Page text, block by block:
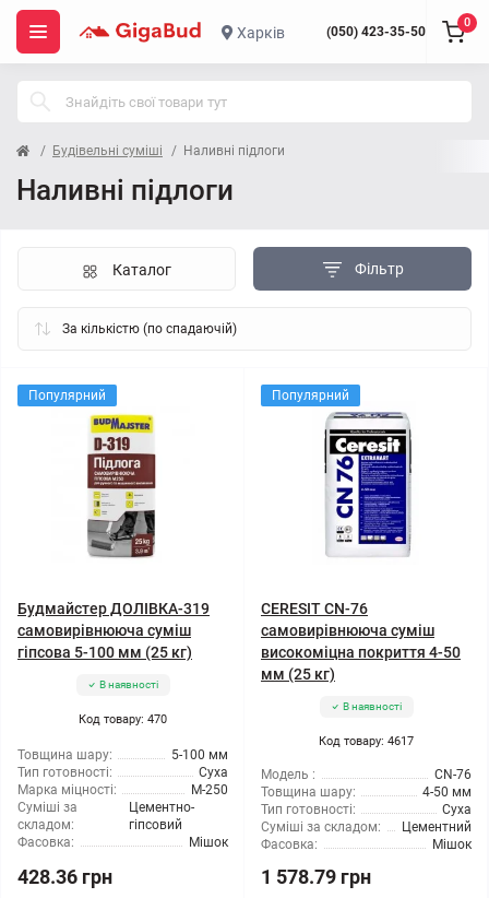
Харків (050) 423-35-50
0
Будівельні суміші Наливні підлоги
Наливні підлоги
Фільтр
Каталог
Популярний
Будмайстер ДОЛІВКА-319
самовирівнююча суміш
гіпсова 5-100 мм (25 кг)
В наявності
Код товару: 470
Товщина шару:
5-100 мм
Тип готовності:
Суха
Марка міцності:
М-250
Суміші за
складом:
Цементно-
гіпсовий
Фасовка:
Мішок
428.36 грн
Популярний
CERESIT CN-76
самовирівнююча суміш
високоміцна покриття 4-50
мм (25 кг)
В наявності
Код товару: 4617
Модель :
CN-76
Товщина шару:
4-50 мм
Тип готовності:
Суха
Суміші за складом:
Цементний
Фасовка:
Мішок
1 578.79 грн